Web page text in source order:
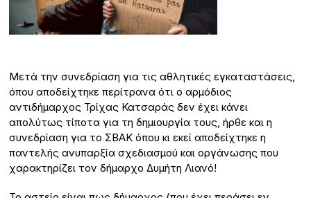
Μετά την συνεδρίαση για τις αθλητικές εγκαταστάσεις,
όπου αποδείχτηκε περίτρανα ότι ο αρμόδιος
αντιδήμαρχος Τρίχας Κατσαράς δεν έχει κάνει
απολύτως τίποτα για τη δημιουργία τους, ήρθε και η
συνεδρίαση για το ΣΒΑΚ όπου κι εκεί αποδείχτηκε η
παντελής ανυπαρξία σχεδιασμού και οργάνωσης που
χαρακτηρίζει τον δήμαρχο Δυμήτη Λιανό!